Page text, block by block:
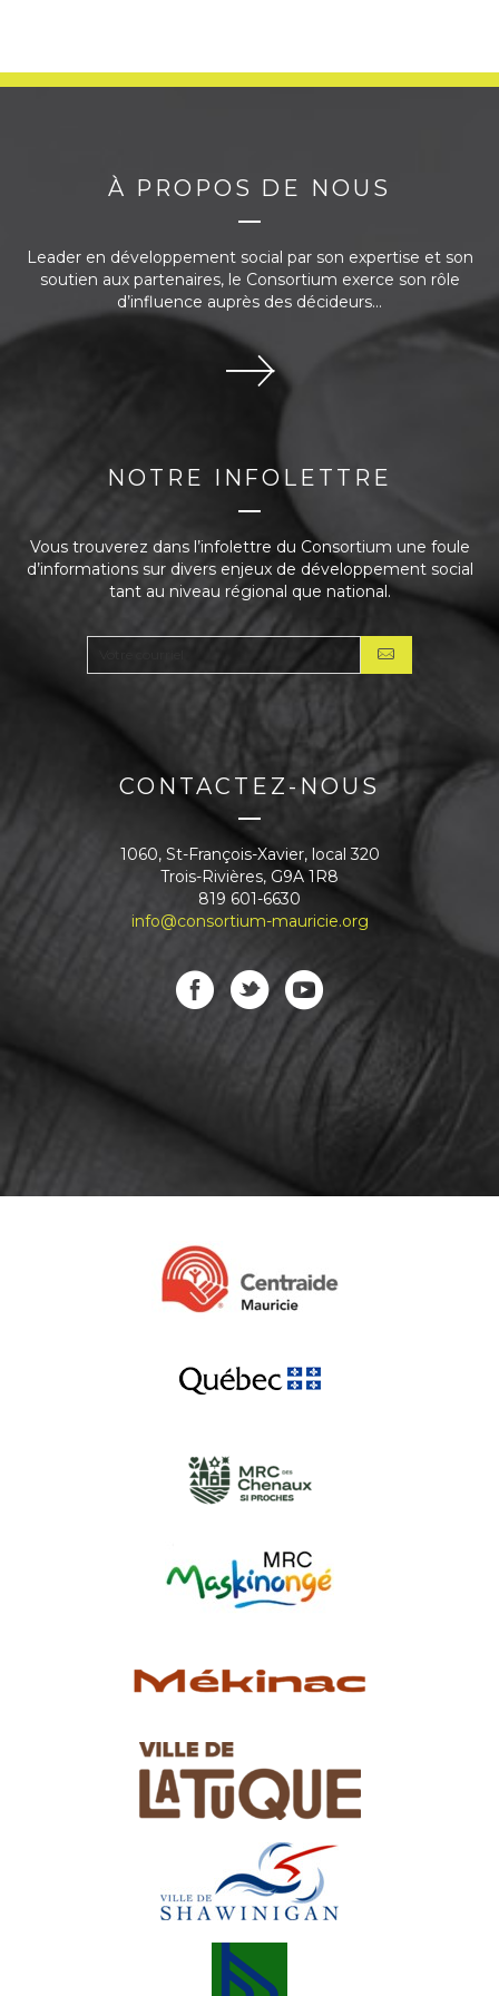
À PROPOS DE NOUS
Leader en développement social par son expertise et son
soutien aux partenaires, le Consortium exerce son rôle
d’influence auprès des décideurs...
NOTRE INFOLETTRE
Vous trouverez dans l’infolettre du Consortium une foule
d’informations sur divers enjeux de développement social
tant au niveau régional que national.
CONTACTEZ-NOUS
1060, St-François-Xavier, local 320
Trois-Rivières, G9A 1R8
819 601-6630
info@consortium-mauricie.org